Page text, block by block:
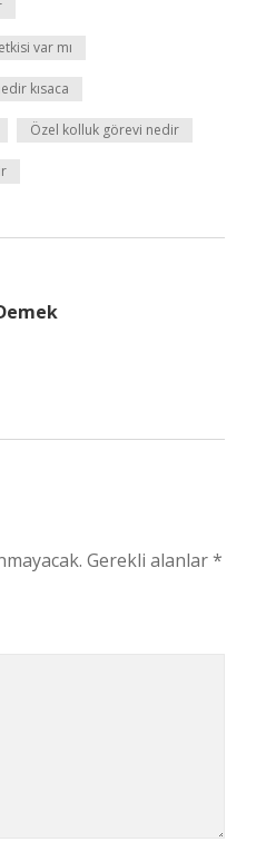
var mı
kısaca
Özel kolluk görevi nedir
Gerekli alanlar*